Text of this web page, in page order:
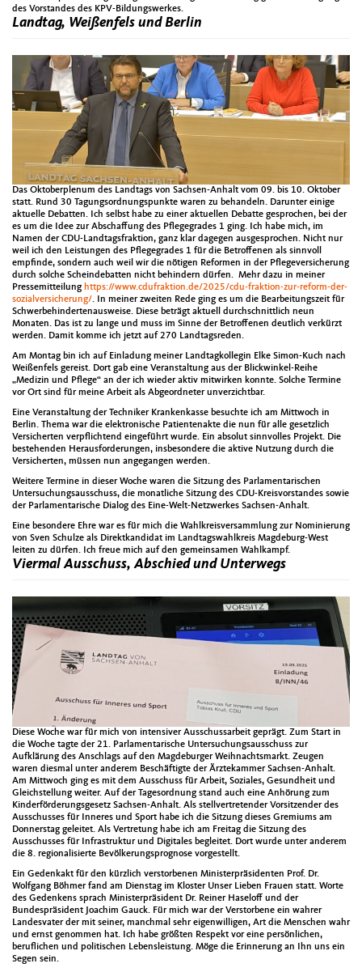
des Vorstandes des KPV-Bildungswerkes.
Landtag, Weißenfels und Berlin
Das Oktoberplenum des Landtags von Sachsen-Anhalt vom 09. bis 10. Oktober
statt. Rund 30 Tagungsordnungspunkte waren zu behandeln. Darunter einige
aktuelle Debatten. Ich selbst habe zu einer aktuellen Debatte gesprochen, bei der
es um die Idee zur Abschaffung des Pflegegrades 1 ging. Ich habe mich, im
Namen der CDU-Landtagsfraktion, ganz klar dagegen ausgesprochen. Nicht nur
weil ich den Leistungen des Pflegegrades 1 für die Betroffenen als sinnvoll
empfinde, sondern auch weil wir die nötigen Reformen in der Pflegeversicherung
durch solche Scheindebatten nicht behindern dürfen. Mehr dazu in meiner
Pressemitteilung https://www.cdufraktion.de/2025/cdu-fraktion-zur-reform-der-
sozialversicherung/. In meiner zweiten Rede ging es um die Bearbeitungszeit für
Schwerbehindertenausweise. Diese beträgt aktuell durchschnittlich neun
Monaten. Das ist zu lange und muss im Sinne der Betroffenen deutlich verkürzt
werden. Damit komme ich jetzt auf 270 Landtagsreden.
Am Montag bin ich auf Einladung meiner Landtagkollegin Elke Simon-Kuch nach
Weißenfels gereist. Dort gab eine Veranstaltung aus der Blickwinkel-Reihe
„Medizin und Pflege“ an der ich wieder aktiv mitwirken konnte. Solche Termine
vor Ort sind für meine Arbeit als Abgeordneter unverzichtbar.
Eine Veranstaltung der Techniker Krankenkasse besuchte ich am Mittwoch in
Berlin. Thema war die elektronische Patientenakte die nun für alle gesetzlich
Versicherten verpflichtend eingeführt wurde. Ein absolut sinnvolles Projekt. Die
bestehenden Herausforderungen, insbesondere die aktive Nutzung durch die
Versicherten, müssen nun angegangen werden.
Weitere Termine in dieser Woche waren die Sitzung des Parlamentarischen
Untersuchungsausschuss, die monatliche Sitzung des CDU-Kreisvorstandes sowie
der Parlamentarische Dialog des Eine-Welt-Netzwerkes Sachsen-Anhalt.
Eine besondere Ehre war es für mich die Wahlkreisversammlung zur Nominierung
von Sven Schulze als Direktkandidat im Landtagswahlkreis Magdeburg-West
leiten zu dürfen. Ich freue mich auf den gemeinsamen Wahlkampf.
Viermal Ausschuss, Abschied und Unterwegs
Diese Woche war für mich von intensiver Ausschussarbeit geprägt. Zum Start in
die Woche tagte der 21. Parlamentarische Untersuchungsausschuss zur
Aufklärung des Anschlags auf den Magdeburger Weihnachtsmarkt. Zeugen
waren diesmal unter anderem Beschäftigte der Ärztekammer Sachsen-Anhalt.
Am Mittwoch ging es mit dem Ausschuss für Arbeit, Soziales, Gesundheit und
Gleichstellung weiter. Auf der Tagesordnung stand auch eine Anhörung zum
Kinderförderungsgesetz Sachsen-Anhalt. Als stellvertretender Vorsitzender des
Ausschusses für Inneres und Sport habe ich die Sitzung dieses Gremiums am
Donnerstag geleitet. Als Vertretung habe ich am Freitag die Sitzung des
Ausschusses für Infrastruktur und Digitales begleitet. Dort wurde unter anderem
die 8. regionalisierte Bevölkerungsprognose vorgestellt.
Ein Gedenkakt für den kürzlich verstorbenen Ministerpräsidenten Prof. Dr.
Wolfgang Böhmer fand am Dienstag im Kloster Unser Lieben Frauen statt. Worte
des Gedenkens sprach Ministerpräsident Dr. Reiner Haseloff und der
Bundespräsident Joachim Gauck. Für mich war der Verstorbene ein wahrer
Landesvater der mit seiner, manchmal sehr eigenwilligen, Art die Menschen wahr
und ernst genommen hat. Ich habe größten Respekt vor eine persönlichen,
beruflichen und politischen Lebensleistung. Möge die Erinnerung an Ihn uns ein
Segen sein.